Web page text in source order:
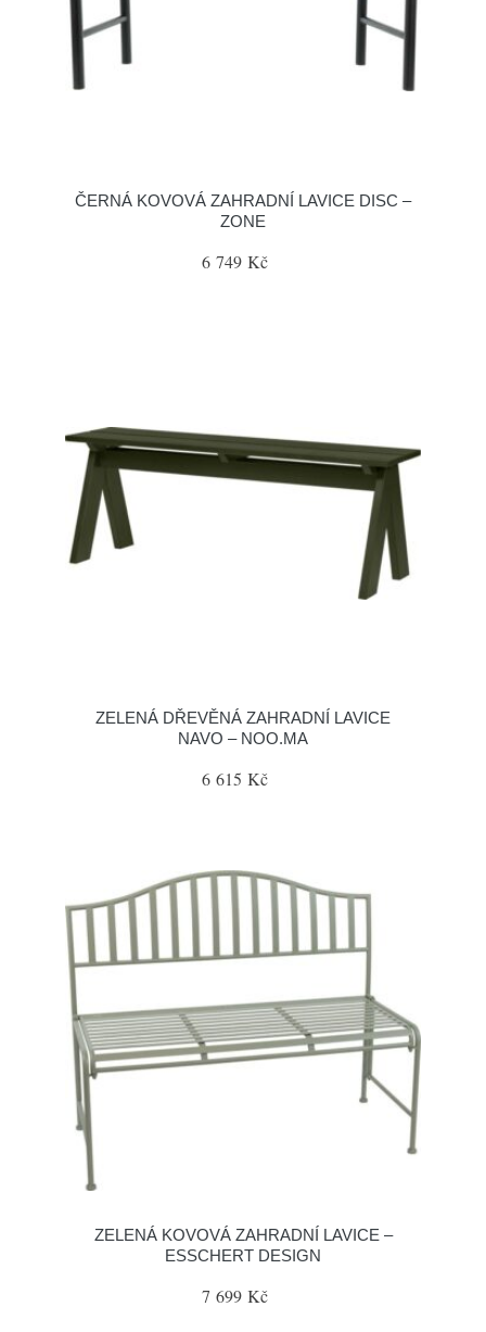
ČERNÁ KOVOVÁ ZAHRADNÍ LAVICE DISC –
ZONE
6 749 Kč
ZELENÁ DŘEVĚNÁ ZAHRADNÍ LAVICE
NAVO – NOO.MA
6 615 Kč
ZELENÁ KOVOVÁ ZAHRADNÍ LAVICE –
ESSCHERT DESIGN
7 699 Kč